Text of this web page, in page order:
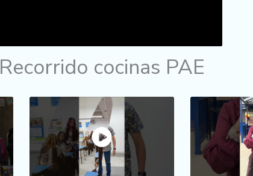
Recorrido cocinas PAE